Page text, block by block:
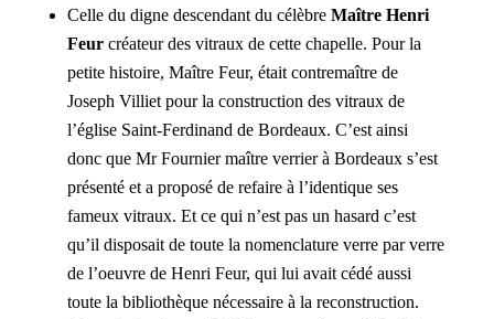
Celle du digne descendant du célèbre Maître Henri
Feurcréateur des vitraux de cette chapelle. Pour la
petite histoire, Maître Feur, était contremaître de
Joseph Villiet pour la construction des vitraux de
l’église Saint-Ferdinand de Bordeaux. C’est ainsi
donc que Mr Fournier maître verrier à Bordeaux s’est
présenté et a proposé de refaire à l’identique ses
fameux vitraux. Et ce qui n’est pas un hasard c’est
qu’il disposait de toute la nomenclature verre par verre
de l’oeuvre de Henri Feur, qui lui avait cédé aussi
toute la bibliothèque nécessaire à la reconstruction.